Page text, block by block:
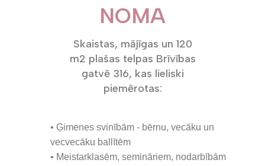
NOMA
Skaistas, mājīgas un 120
m2 plašas telpas Brīvības
gatvē 316, kas lieliski
piemērotas:
• Ģimenes svinībām - bērnu, vecāku un
vecvecāku ballītēm
• Meistarklasēm, semināriem, nodarbībām